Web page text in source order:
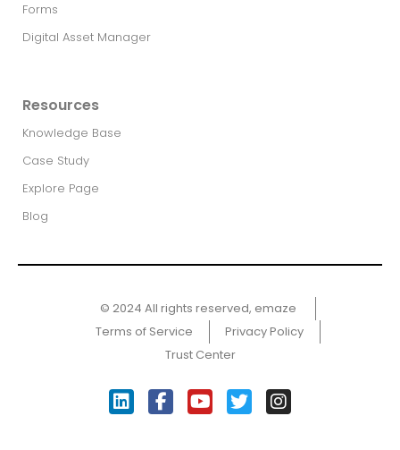
Forms
Digital Asset Manager
Resources
Knowledge Base
Case Study
Explore Page
Blog
© 2024 All rights reserved, emaze ​
Terms of Service
Privacy Policy
Trust Center